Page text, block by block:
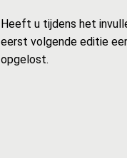
Heeft u tijdens het
eerst volgende editie
opgelost.